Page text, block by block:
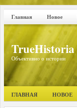
Главная Новое
TrueHistoria
Объективно о истории
ГЛАВНАЯ НОВОЕ